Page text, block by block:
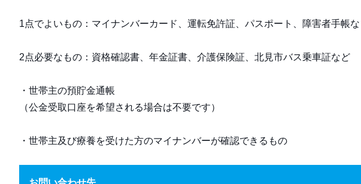
1点でよいもの：マイナンバーカード、運転免許証、パスポート、障害者手帳
2点必要なもの：資格確認書、年金証書、介護保険証、北見市バス乗車証など
・世帯主の預貯金通帳
（公金受取口座を希望される場合は不要です）
・世帯主及び療養を受けた方のマイナンバーが確認できるもの